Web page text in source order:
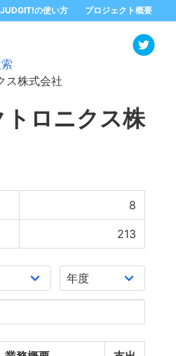
JUDGIT!の使い方 プロジェクト概要
ス株式会社
トロニクス株
8
213